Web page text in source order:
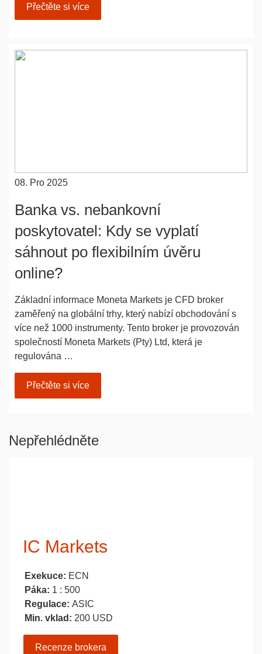
Přečtěte si více
08. Pro 2025
Banka vs. nebankovní
poskytovatel: Kdy se vyplatí
sáhnout po flexibilním úvěru
online?
Základní informace Moneta Markets je CFD broker
zaměřený na globální trhy, který nabízí obchodování s
více než 1000 instrumenty. Tento broker je provozován
společností Moneta Markets (Pty) Ltd, která je
regulována …
Přečtěte si více
Nepřehlédněte
IC Markets
Exekuce: ECN
Páka: 1 : 500
Regulace: ASIC
Min. vklad: 200 USD
Recenze brokera